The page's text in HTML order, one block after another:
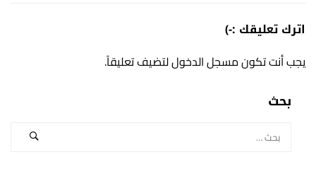
اترك تعليقك :-)
يجب أنت تكونمسجل الدخوللتضيف تعليقاً.
بحث